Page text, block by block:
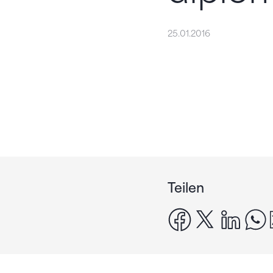
25.01.2016
Teilen
facebook
x